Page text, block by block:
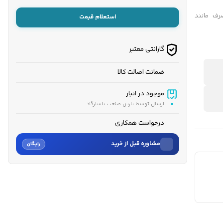
مانند
استعلام قیمت
گارانتی معتبر
ضمانت اصالت کالا
موجود در انبار
ارسال توسط پارین صنعت پاسارگاد
درخواست همکاری
مشاوره قبل از خرید رایگان
نام